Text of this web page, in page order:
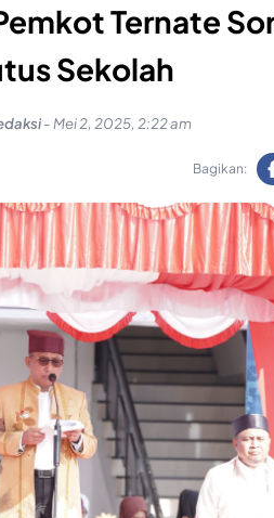
Ternate
Sekolah
- Mei 2, 2025, 2:22 am
Bagikan: